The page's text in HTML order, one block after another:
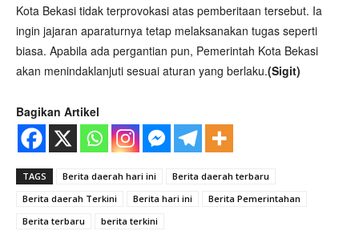
Kota Bekasi tidak terprovokasi atas pemberitaan tersebut. Ia
ingin jajaran aparaturnya tetap melaksanakan tugas seperti
biasa. Apabila ada pergantian pun, Pemerintah Kota Bekasi
akan menindaklanjuti sesuai aturan yang berlaku.(Sigit)
Bagikan Artikel
TAGS Berita daerah hari ini
Berita daerah terbaru
Berita daerah Terkini
Berita hari ini
Berita Pemerintahan
Berita terbaru
berita terkini